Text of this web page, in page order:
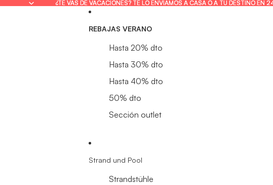
¿TE VAS DE VACACIONES? TE LO ENVIAMOS A CASA O A TU DESTINO EN
¿TE VAS DE VACACIONES? TE LO ENVIAMOS A CASA O A TU DESTINO EN
REBAJAS VERANO
Hasta 20% dto
Hasta 30% dto
Hasta 40% dto
50% dto
Sección outlet
Strand und Pool
Strandstühle